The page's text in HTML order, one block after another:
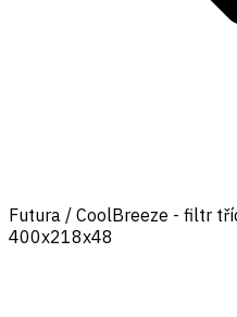
Futura / CoolBreeze - filtr
400x218x48